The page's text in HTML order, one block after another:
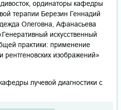
ординаторы кафедры
терапии Березин Геннадий
Олеговна, Афанасьева
искусственный
практики: применение
рентгеновских изображений»
лучевой диагностики с